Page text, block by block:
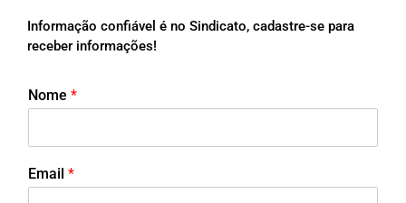
Informação confiável é no Sindicato, cadastre-se para
receber informações!
Nome *
Email *